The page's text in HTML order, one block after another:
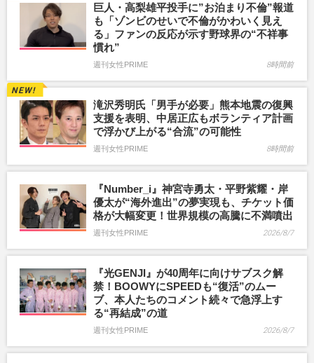
巨人・高梨雄平投手に”お泊まり不倫”報道
も「ゾンビのせいで不倫がかわいく見え
る」ファンの反応が示す野球界の“不祥事
慣れ”
週刊女性PRIME 8時間前
滝沢秀明氏「男手が必要」熊本地震の復興
支援を表明、中居正広もボランティア計画
で浮かび上がる“合流”の可能性
週刊女性PRIME 8時間前
『Number_i』神宮寺勇太・平野紫耀・岸
優太が“海外進出”の夢実現も、チケット価
格が大幅変更！世界規模の高騰に不満噴出
週刊女性PRIME 2026/8/7
『光GENJI』が40周年に向けサブスク解
禁！BOOWYにSPEEDも“復活”のムー
ブ、本人たちのコメント続々で急浮上す
る“再結成”の道
週刊女性PRIME 2026/8/7